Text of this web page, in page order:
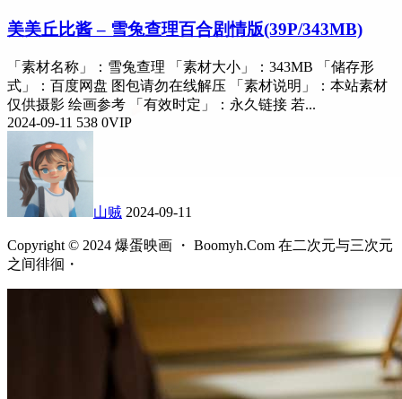
美美丘比酱 – 雪兔查理百合剧情版(39P/343MB)
「素材名称」：雪兔查理 「素材大小」：343MB 「储存形
式」：百度网盘 图包请勿在线解压 「素材说明」：本站素材
仅供摄影 绘画参考 「有效时定」：永久链接 若...
2024-09-11 538 0VIP
山贼 2024-09-11
Copyright © 2024 爆蛋映画 ・ Boomyh.Com 在二次元与三次元
之间徘徊・